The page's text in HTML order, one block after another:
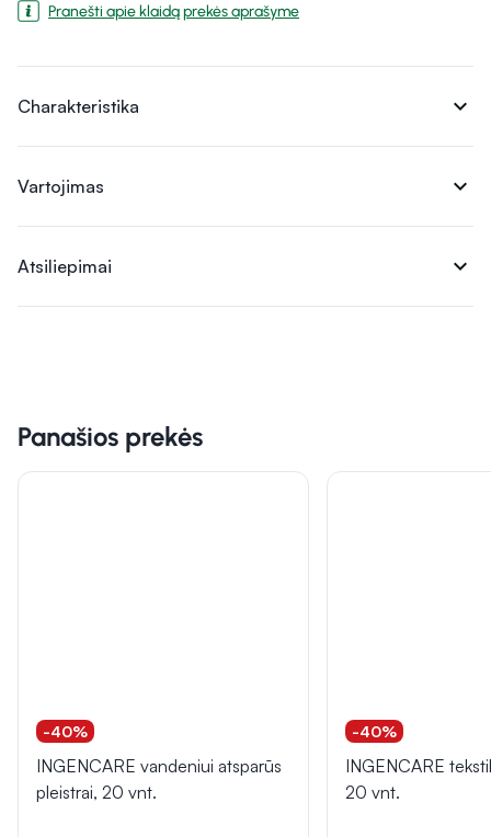
Pranešti apie klaidą prekės aprašyme
Charakteristika expand_more
Vartojimas expand_more
Atsiliepimai expand_more
Panašios prekės
-40%
INGENCARE vandeniui atsparūs
pleistrai, 20 vnt.
-40%
INGENCARE
20 vnt.